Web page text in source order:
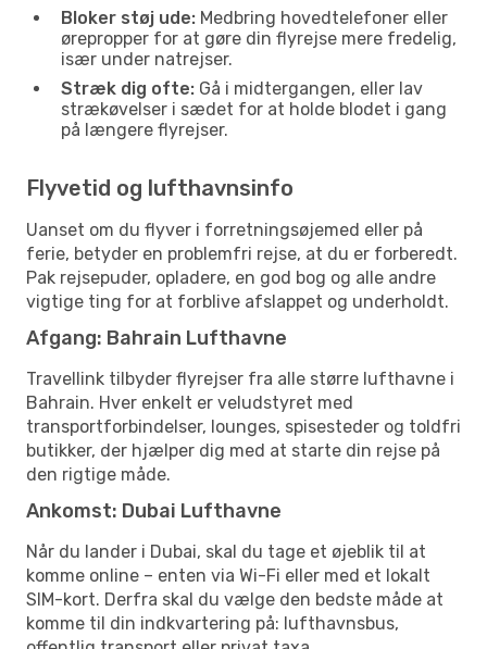
Bloker støj ude: Medbring hovedtelefoner eller
ørepropper for at gøre din flyrejse mere fredelig,
især under natrejser.
Stræk dig ofte: Gå i midtergangen, eller lav
strækøvelser i sædet for at holde blodet i gang
på længere flyrejser.
Flyvetid og lufthavnsinfo
Uanset om du flyver i forretningsøjemed eller på
ferie, betyder en problemfri rejse, at du er forberedt.
Pak rejsepuder, opladere, en god bog og alle andre
vigtige ting for at forblive afslappet og underholdt.
Afgang: Bahrain Lufthavne
Travellink tilbyder flyrejser fra alle større lufthavne i
Bahrain. Hver enkelt er veludstyret med
transportforbindelser, lounges, spisesteder og toldfri
butikker, der hjælper dig med at starte din rejse på
den rigtige måde.
Ankomst: Dubai Lufthavne
Når du lander i Dubai, skal du tage et øjeblik til at
komme online – enten via Wi-Fi eller med et lokalt
SIM-kort. Derfra skal du vælge den bedste måde at
komme til din indkvartering på: lufthavnsbus,